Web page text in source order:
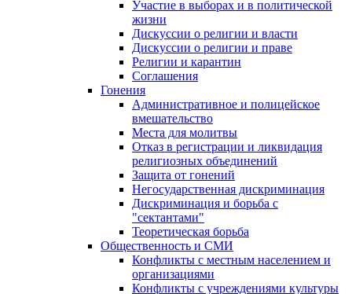
Участие в выборах и в политической
жизни
Дискуссии о религии и власти
Дискуссии о религии и праве
Религии и карантин
Соглашения
Гонения
Административное и полицейское
вмешательство
Места для молитвы
Отказ в регистрации и ликвидация
религиозных объединений
Защита от гонений
Негосударственная дискриминация
Дискриминация и борьба с
"сектантами"
Теоретическая борьба
Общественность и СМИ
Конфликты с местным населением и
организациями
Конфликты с учреждениями культуры